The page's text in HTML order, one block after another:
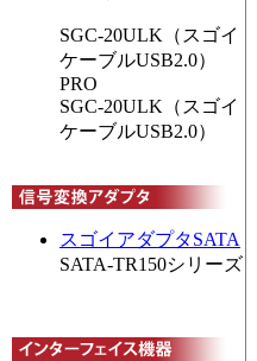
SGC-20ULK（スゴイ
ケーブルUSB2.0）
PRO
SGC-20ULK（スゴイ
ケーブルUSB2.0）
スゴイアダプタSATA
SATA-TR150シリーズ